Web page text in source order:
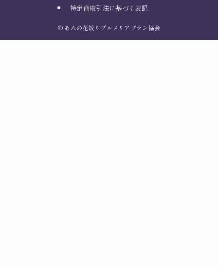
特定商取引法に基づく表記
©あんの花絞りプルメリアブラン協会